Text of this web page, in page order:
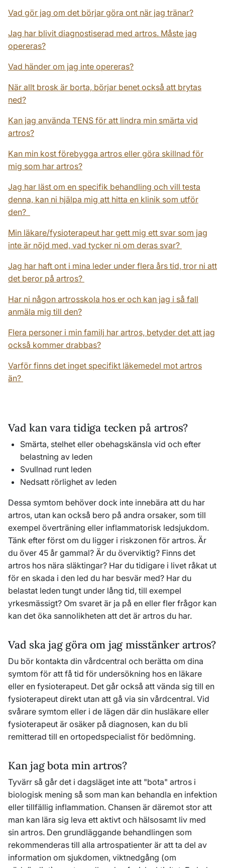
Vad gör jag om det börjar göra ont när jag tränar?
Jag har blivit diagnostiserad med artros. Måste jag
opereras?
Vad händer om jag inte opereras?
När allt brosk är borta, börjar benet också att brytas
ned?
Kan jag använda TENS för att lindra min smärta vid
artros?
Kan min kost förebygga artros eller göra skillnad för
mig som har artros?
Jag har läst om en specifik behandling och vill testa
denna, kan ni hjälpa mig att hitta en klinik som utför
den?
Min läkare/fysioterapeut har gett mig ett svar som jag
inte är nöjd med, vad tycker ni om deras svar?
Jag har haft ont i mina leder under flera års tid, tror ni att
det beror på artros?
Har ni någon artrosskola hos er och kan jag i så fall
anmäla mig till den?
Flera personer i min familj har artros, betyder det att jag
också kommer drabbas?
Varför finns det inget specifikt läkemedel mot artros
än?
Vad kan vara tidiga tecken på artros?
Smärta, stelhet eller obehagskänsla vid och efter
belastning av leden
Svullnad runt leden
Nedsatt rörlighet av leden
Dessa symtom behöver dock inte innebära att du har
artros, utan kan också bero på andra orsaker, som till
exempel överträning eller inflammatorisk ledsjukdom.
Tänk efter först om du ligger i riskzonen för artros. Är
du över 45 år gammal? Är du överviktig? Finns det
artros hos nära släktingar? Har du tidigare i livet råkat ut
för en skada i den led du har besvär med? Har du
belastat leden tungt under lång tid, till exempel
yrkesmässigt? Om svaret är ja på en eller fler frågor kan
kan det öka sannolikheten att det är artros du har.
Vad ska jag göra om jag misstänker artros?
Du bör kontakta din vårdcentral och berätta om dina
symtom för att få tid för undersökning hos en läkare
eller en fysioterapeut. Det går också att vända sig till en
fysioterapeut direkt utan att gå via sin vårdcentral. Vid
svårare symtom eller i de lägen där din husläkare eller
fysioterapeut är osäker på diagnosen, kan du bli
remitterad till en ortopedspecialist för bedömning.
Kan jag bota min artros?
Tyvärr så går det i dagsläget inte att "bota" artros i
biologisk mening så som man kan behandla en infektion
eller tillfällig inflammation. Chansen är däremot stor att
man kan lära sig leva ett aktivt och hälsosamt liv med
sin artros. Den grundläggande behandlingen som
rekommenderas till alla artrospatienter är att ta del av
information om sjukdomen, viktnedgång (om